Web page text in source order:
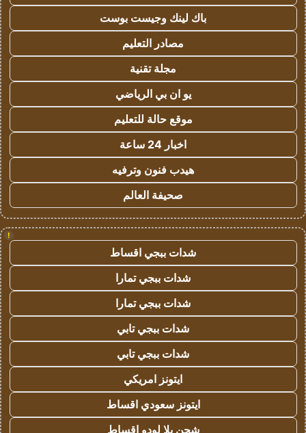
باك لينك وجيست بوست
مصادر التعليم
مجلة تقنية
يو ان بي الرياضي
موقع حالة للتعليم
اخبار 24 ساعة
هيدب فنون وترفيه
صحيفة العالم
!
شدات ببجي اقساط
شدات ببجي تمارا
شدات ببجي تمارا
شدات ببجي تابي
شدات ببجي تابي
ايتونز امريكي
ايتونز سعودي اقساط
شحن يلا لودو اقساط